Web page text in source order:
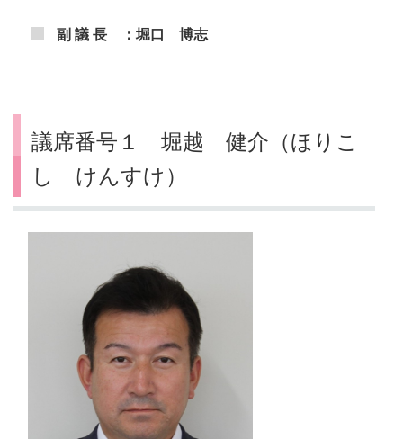
副 議 長 ：堀口 博志
議席番号１ 堀越 健介（ほりこ
し けんすけ）